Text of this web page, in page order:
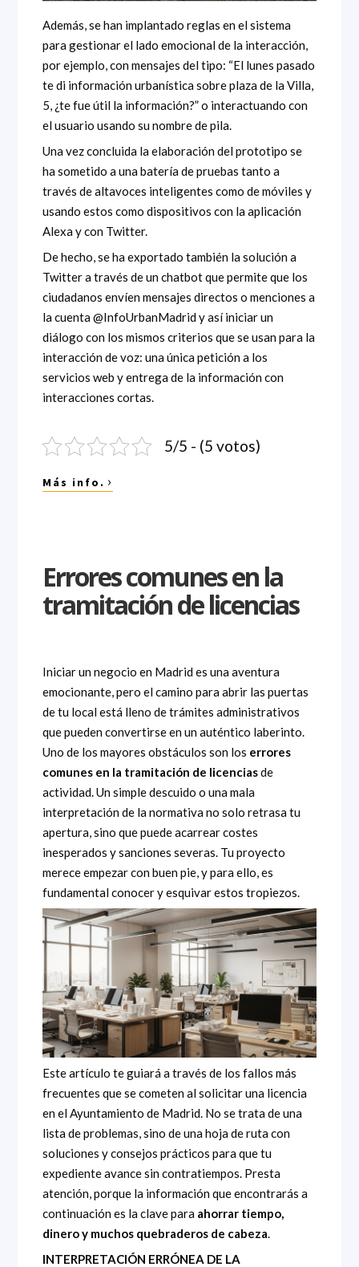
Además, se han implantado reglas en el sistema
para gestionar el lado emocional de la interacción,
por ejemplo, con mensajes del tipo: “El lunes pasado
te di información urbanística sobre plaza de la Villa,
5, ¿te fue útil la información?” o interactuando con
el usuario usando su nombre de pila.
Una vez concluida la elaboración del prototipo se
ha sometido a una batería de pruebas tanto a
través de altavoces inteligentes como de móviles y
usando estos como dispositivos con la aplicación
Alexa y con Twitter.
De hecho, se ha exportado también la solución a
Twitter a través de un chatbot que permite que los
ciudadanos envíen mensajes directos o menciones a
la cuenta @InfoUrbanMadrid y así iniciar un
diálogo con los mismos criterios que se usan para la
interacción de voz: una única petición a los
servicios web y entrega de la información con
interacciones cortas.
5/5 - (5 votos)
Más info. ›
Errores comunes en la
tramitación de licencias
Iniciar un negocio en Madrid es una aventura
emocionante, pero el camino para abrir las puertas
de tu local está lleno de trámites administrativos
que pueden convertirse en un auténtico laberinto.
Uno de los mayores obstáculos son los errores
comunes en la tramitación de licenciasde
actividad. Un simple descuido o una mala
interpretación de la normativa no solo retrasa tu
apertura, sino que puede acarrear costes
inesperados y sanciones severas. Tu proyecto
merece empezar con buen pie, y para ello, es
fundamental conocer y esquivar estos tropiezos.
Este artículo te guiará a través de los fallos más
frecuentes que se cometen al solicitar una licencia
en el Ayuntamiento de Madrid. No se trata de una
lista de problemas, sino de una hoja de ruta con
soluciones y consejos prácticos para que tu
expediente avance sin contratiempos. Presta
atención, porque la información que encontrarás a
continuación es la clave para ahorrar tiempo,
dinero y muchos quebraderos de cabeza.
INTERPRETACIÓN ERRÓNEA DE LA